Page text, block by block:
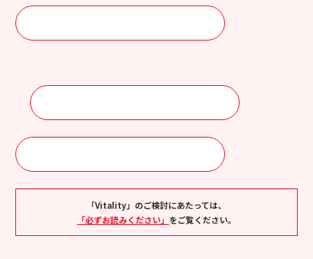
は保険料の割引・割増の対象外です。
保険料の判定について
「Vitality」のご検討にあたっては、
「必ずお読みください」 をご覧ください。